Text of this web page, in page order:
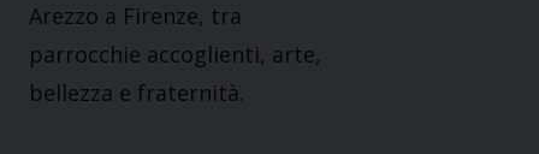
Arezzo a Firenze, tra
parrocchie accoglienti, arte,
bellezza e fraternità.